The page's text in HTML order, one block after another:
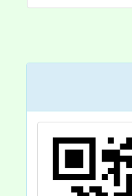
傳染性
及檢疫
補償辦
令掃